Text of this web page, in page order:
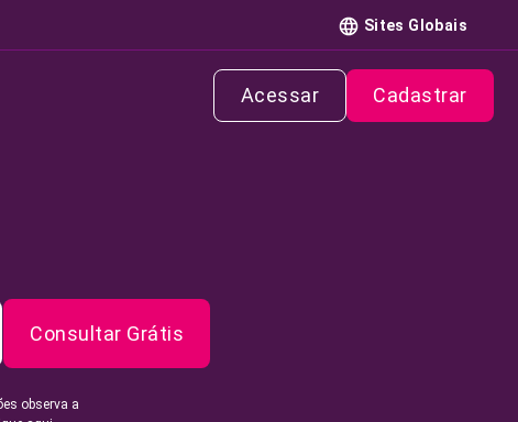
Sites Globais
Acessar Cadastrar
Consultar Grátis
observa a